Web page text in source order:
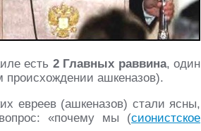
есть 2 Главных раввина, один
происхождении ашкеназов).
евреев (ашкеназов) стали ясны,
«почему мы (сионистское